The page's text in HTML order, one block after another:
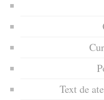
Text de